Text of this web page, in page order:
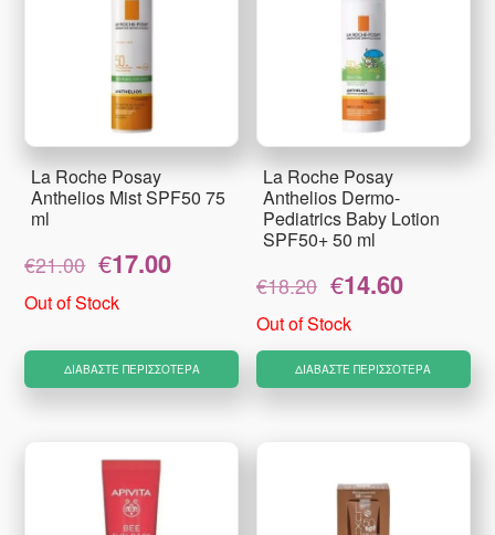
La Roche Posay
Anthelios Mist SPF50 75
ml
€21.00
Original
price
was:
€17.00
Out of Stock
ΔΙΑΒΆΣΤΕ ΠΕΡΙΣΣΌΤΕΡΑ
La Roche Posay
Anthelios Dermo-
Pediatrics Baby Lotion
SPF50+ 50 ml
€18.20
Original
price
was:
€14.60
€14.60.
Out of Stock
ΔΙΑΒΆΣΤΕ ΠΕΡΙΣΣΌΤΕΡΑ